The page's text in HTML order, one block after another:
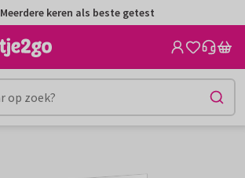
Meerdere keren als beste getest